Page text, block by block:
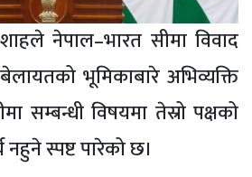
शाहले नेपाल–भारत सीमा विवाद
भूमिकाबारे अभिव्यक्ति
सम्बन्धी विषयमा तेस्रो पक्षको
स्पष्ट पारेको छ।